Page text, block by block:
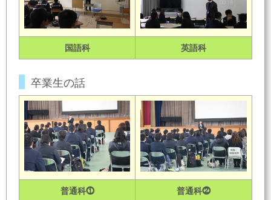
国語科 英語科
卒業生の話
普通科⓵ 普通科⓶